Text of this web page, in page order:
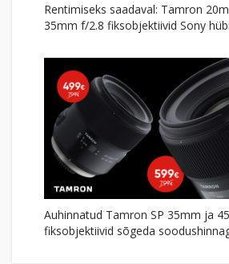
Rentimiseks saadaval: Tamron
35mm f/2.8 fiksobjektiivid Sony
Auhinnatud Tamron SP 35mm ja
fiksobjektiivid sõgeda